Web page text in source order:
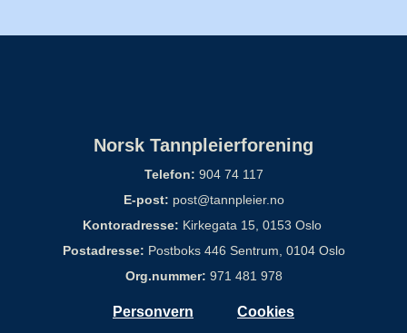
Norsk Tannpleierforening
Telefon: 904 74 117
E-post: post@tannpleier.no
Kontoradresse: Kirkegata 15, 0153 Oslo
Postadresse: Postboks 446 Sentrum, 0104 Oslo
Org.nummer: 971 481 978
Personvern Cookies